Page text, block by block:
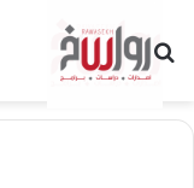
بحث عن